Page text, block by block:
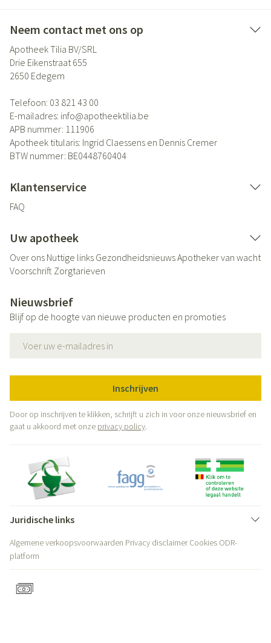
Neem contact met ons op
Apotheek Tilia BV/SRL
Drie Eikenstraat 655
2650 Edegem
Telefoon: 03 821 43 00
E-mailadres: info@apotheektilia.be
APB nummer: 111906
Apotheek titularis: Ingrid Claessens en Dennis Cremer
BTW nummer: BE0448760404
Klantenservice
FAQ
Uw apotheek
Over ons Nuttige links GezondheidsnieuwsApotheker van wacht
Voorschrift Zorgtarieven
Nieuwsbrief
Blijf op de hoogte van nieuwe producten en promoties
Inschrijven
Door op inschrijven te klikken, schrijft u zich in voor onze nieuwsbrief en
gaat u akkoord met onze privacy policy.
Juridische links
Algemene verkoopsvoorwaarden Privacy disclaimer Cookies ODR-
platform